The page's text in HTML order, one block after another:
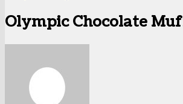
Olympic Chocolate